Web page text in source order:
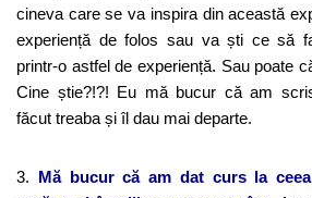
cineva care se va inspira din această
experiență de folos sau va ști ce să
printr-o astfel de experiență. Sau poate
Cine știe?!?! Eu mă bucur că am
făcut treaba și îl dau mai departe.
3. Mă bucur că am dat curs la